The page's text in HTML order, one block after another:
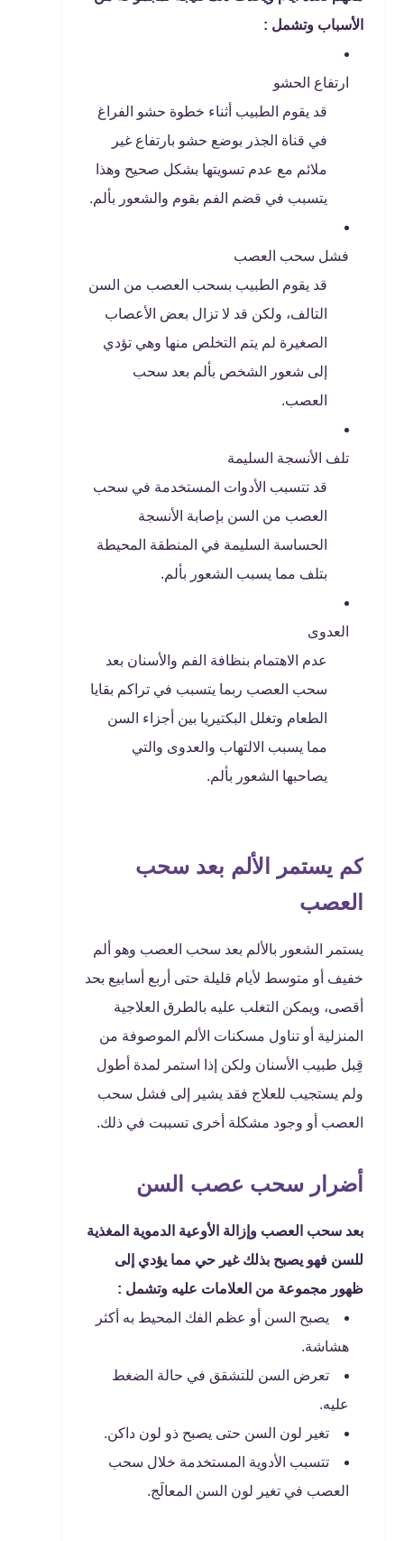
الأسباب وتشمل :
ارتفاع الحشو
قد يقوم الطبيب أثناء خطوة حشو الفراغ
في قناة الجذر بوضع حشو بارتفاع غير
ملائم مع عدم تسويتها بشكل صحيح وهذا
يتسبب في قضم الفم بقوم والشعور بألم.
فشل سحب العصب
قد يقوم الطبيب بسحب العصب من السن
التالف، ولكن قد لا تزال بعض الأعصاب
الصغيرة لم يتم التخلص منها وهي تؤدي
إلى شعور الشخص بألم بعد سحب
العصب.
تلف الأنسجة السليمة
قد تتسبب الأدوات المستخدمة في سحب
العصب من السن بإصابة الأنسجة
الحساسة السليمة في المنطقة المحيطة
بتلف مما يسبب الشعور بألم.
العدوى
عدم الاهتمام بنظافة الفم والأسنان بعد
سحب العصب ربما يتسبب في تراكم بقايا
الطعام وتغلل البكتيريا بين أجزاء السن
مما يسبب الالتهاب والعدوى والتي
يصاحبها الشعور بألم.
كم يستمر الألم بعد سحب
العصب
يستمر الشعور بالألم بعد سحب العصب وهو ألم
خفيف أو متوسط لأيام قليلة حتى أربع أسابيع بحد
أقصى، ويمكن التغلب عليه بالطرق العلاجية
المنزلية أو تناول مسكنات الألم الموصوفة من
قِبل طبيب الأسنان ولكن إذا استمر لمدة أطول
ولم يستجيب للعلاج فقد يشير إلى فشل سحب
العصب أو وجود مشكلة أخرى تسببت في ذلك.
أضرار سحب عصب السن
بعد سحب العصب وإزالة الأوعية الدموية المغذية
للسن فهو يصبح بذلك غير حي مما يؤدي إلى
ظهور مجموعة من العلامات عليه وتشمل :
يصبح السن أو عظم الفك المحيط به أكثر
هشاشة.
تعرض السن للتشقق في حالة الضغط
عليه.
تغير لون السن حتى يصبح ذو لون داكن.
تتسبب الأدوية المستخدمة خلال سحب
العصب في تغير لون السن المعالَج.